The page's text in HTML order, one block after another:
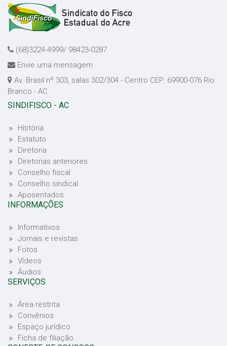
(68)3224-4999/ 98423-0287
Envie uma mensagem
Av. Brasil nº 303, salas 302/304 - Centro CEP: 69900-076 Rio
Branco - AC
SINDIFISCO - AC
História
Estatuto
Diretoria
Diretorias anteriores
Conselho fiscal
Conselho sindical
Aposentados
INFORMAÇÕES
Informativos
Jornais e revistas
Fotos
Vídeos
Áudios
SERVIÇOS
Área restrita
Convênios
Espaço jurídico
Ficha de filiação